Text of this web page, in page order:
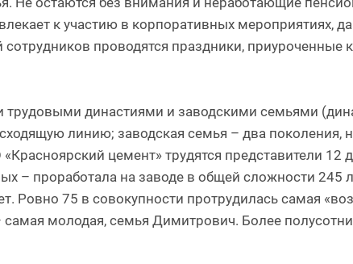
к участию в корпоративных мероприятиях,
сотрудников проводятся праздники,
трудовыми династиями и заводскими семьями
линию; заводская семья – два поколения,
цемент» трудятся представители
– проработала на заводе в общей сложности 245
Ровно 75 в совокупности протрудилась самая
молодая, семья Димитрович. Более